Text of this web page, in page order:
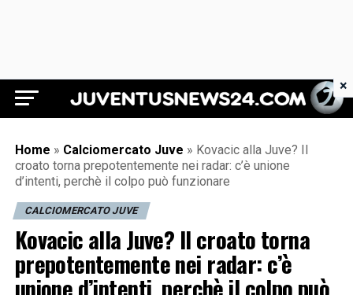
Juventus News 24
Home » Calciomercato Juve » Kovacic alla Juve? Il
croato torna prepotentemente nei radar: c’è unione
d’intenti, perchè il colpo può funzionare
CALCIOMERCATO JUVE
Kovacic alla Juve? Il croato torna
prepotentemente nei radar: c’è
unione d’intenti, perchè il colpo può
×